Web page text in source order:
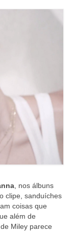
, nos álbuns
clipe, sanduíches
coisas que
além de
Miley parece